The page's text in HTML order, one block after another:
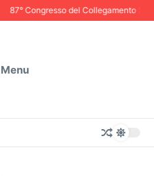
87° Congresso del Collegamento
Menu